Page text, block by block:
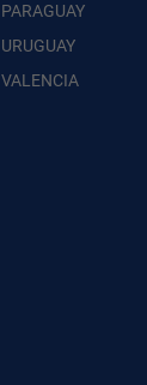
PARAGUAY
URUGUAY
VALENCIA